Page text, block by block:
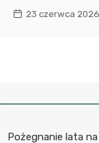
23 czerwca 2026
Pożegnanie lata